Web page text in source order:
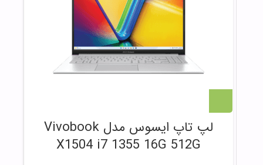
لپ تاپ ایسوس مدل Vivobook
X1504 i7 1355 16G 512G